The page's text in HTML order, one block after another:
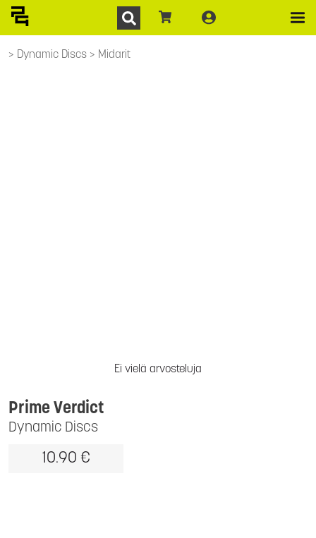
Dynamic Discs Midarit
Ei vielä arvosteluja
Dynamic Discs
Prime Verdict
10.90 €